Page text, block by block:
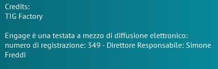
Credits:
TIG Factory
Engage è una testata a mezzo di diffusione elettronico:
numero di registrazione: 349 - Direttore Responsabile: Simone
Freddi